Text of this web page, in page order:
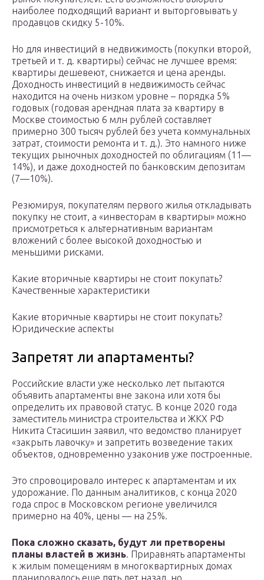
наиболее подходящий вариант и выторговывать у
продавцов скидку 5-10%.
Но для инвестиций в недвижимость (покупки второй,
третьей и т. д. квартиры) сейчас не лучшее время:
квартиры дешевеют, снижается и цена аренды.
Доходность инвестиций в недвижимость сейчас
находится на очень низком уровне – порядка 5%
годовых (годовая арендная плата за квартиру в
Москве стоимостью 6 млн рублей составляет
примерно 300 тысяч рублей без учета коммунальных
затрат, стоимости ремонта и т. д.). Это намного ниже
текущих рыночных доходностей по облигациям (11—
14%), и даже доходностей по банковским депозитам
(7—10%).
Резюмируя, покупателям первого жилья откладывать
покупку не стоит, а «инвесторам в квартиры» можно
присмотреться к альтернативным вариантам
вложений с более высокой доходностью и
меньшими рисками.
Какие вторичные квартиры не стоит покупать?
Качественные характеристики
Какие вторичные квартиры не стоит покупать?
Юридические аспекты
Запретят ли апартаменты?
Российские власти уже несколько лет пытаются
объявить апартаменты вне закона или хотя бы
определить их правовой статус. В конце 2020 года
заместитель министра строительства и ЖКХ РФ
Никита Стасишин заявил, что ведомство планирует
«закрыть лавочку» и запретить возведение таких
объектов, одновременно узаконив уже построенные.
Это спровоцировало интерес к апартаментам и их
удорожание. По данным аналитиков, с конца 2020
года спрос в Московском регионе увеличился
примерно на 40%, цены — на 25%.
Пока сложно сказать, будут ли претворены
планы властей в жизнь. Приравнять апартаменты
к жилым помещениям в многоквартирных домах
планировалось еще пять лет назад, но